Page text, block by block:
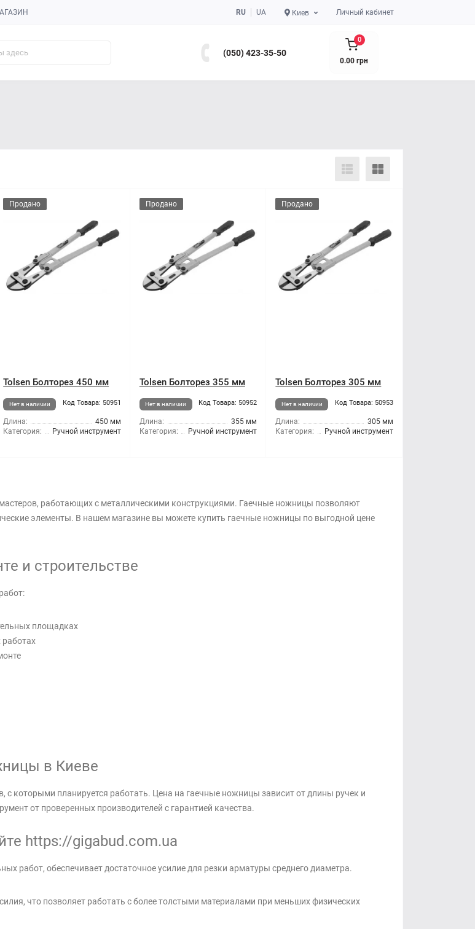
RU UA Киев Личный кабинет
(050) 423-35-50
0
0.00 грн
Продано
Tolsen Болторез 450 мм
Нет в наличии Код Товара: 50951
Длина:
450 мм
Категория:
Ручной инструмент
Продано
Tolsen Болторез 355 мм
Нет в наличии Код Товара: 50952
Длина:
355 мм
Категория:
Ручной инструмент
Продано
Tolsen Болторез 305 мм
Нет в наличии Код Товара: 50953
Длина:
305 мм
Категория:
Ручной инструмент
работающих с металлическими конструкциями. Гаечные ножницы позволяют
элементы. В нашем магазине вы можете купить гаечные ножницы по выгодной цене
и строительстве
площадках
в Киеве
которыми планируется работать. Цена на гаечные ножницы зависит от длины ручек и
от проверенных производителей с гарантией качества.
https://gigabud.com.ua
работ, обеспечивает достаточное усилие для резки арматуры среднего диаметра.
что позволяет работать с более толстыми материалами при меньших физических